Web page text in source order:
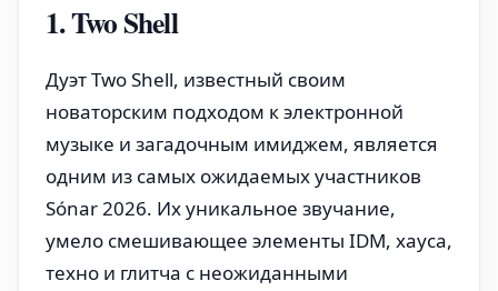
1. Two Shell
Дуэт Two Shell, известный своим
новаторским подходом к электронной
музыке и загадочным имиджем, является
одним из самых ожидаемых участников
Sónar 2026. Их уникальное звучание,
умело смешивающее элементы IDM, хауса,
техно и глитча с неожиданными